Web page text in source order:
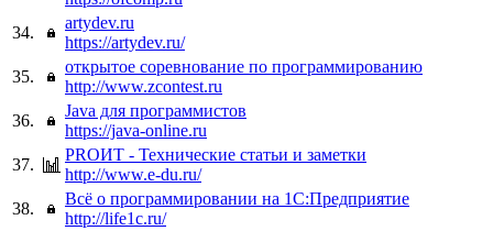
34.
artydev.ru
https://artydev.ru/
35.
открытое соревнование по программированию
http://www.zcontest.ru
36.
Java для программистов
https://java-online.ru
37.
PROИТ - Технические статьи и заметки
http://www.e-du.ru/
38.
Всё о программировании на 1С:Предприятие
http://life1c.ru/